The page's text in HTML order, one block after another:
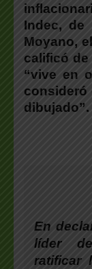
Indec, de
Moyano,
calificó de
“vive en
consideró
dibujado”.
En
líder
ratificar